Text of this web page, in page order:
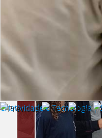
Criatividade e Tecnologia |